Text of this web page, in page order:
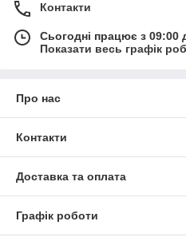
Контакти
Сьогодні працює з 09:00
Показати весь графік
Про нас
Контакти
Доставка та оплата
Графік роботи